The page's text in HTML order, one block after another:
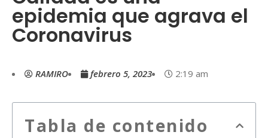
epidemia que agrava el
Coronavirus
RAMIRO febrero 5, 2023 2:19 am
Tabla de contenido